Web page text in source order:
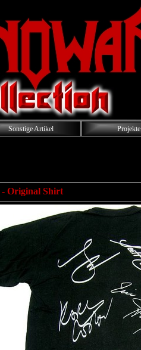
Sonstige Artikel Projekte
- Original Shirt